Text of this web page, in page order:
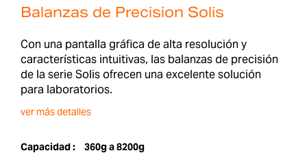
Balanzas de Precision Solis
Con una pantalla gráfica de alta resolución y
características intuitivas, las balanzas de precisión
de la serie Solis ofrecen una excelente solución
para laboratorios.
ver más detalles
Capacidad : 360g a 8200g